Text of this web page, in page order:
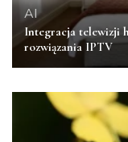
AI
Integracja telewizji
rozwiązania IPTV